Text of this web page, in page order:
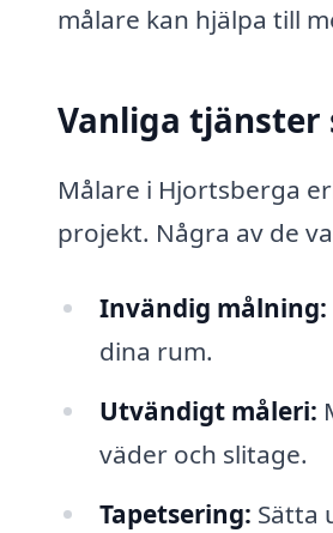
målare kan hjälpa till
Vanliga tjänster
Målare i Hjortsberga
projekt. Några av de
Invändig målning:
dina rum.
Utvändigt måleri:
väder och slitage.
Tapetsering: Sätta